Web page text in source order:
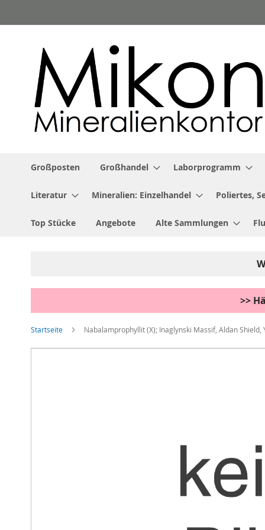
Inhalt
Großposten Großhandel Laborprogramm
Literatur Mineralien: Einzelhandel Poliertes,
Top Stücke Angebote Alte Sammlungen
>>
Startseite Nabalamprophyllit (X); Inaglynski Massif, Aldan Shield,
Zum